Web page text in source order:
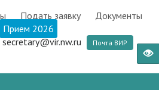
Подать заявку
Документы
Прием 2026
secretary@vir.nw.ru
Почта ВИР